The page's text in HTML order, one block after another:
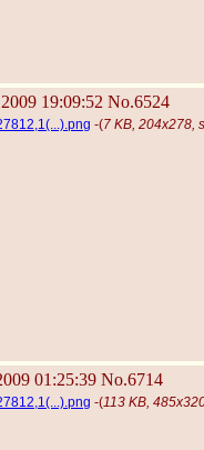
19:09:52 No.6524
-(7 KB, 204x278,
01:25:39 No.6714
-(113 KB,